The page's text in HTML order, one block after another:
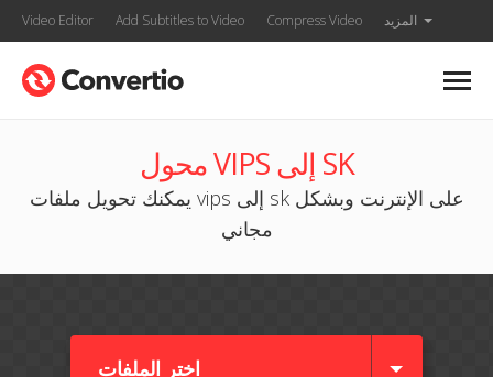
Video Editor Add Subtitles to Video Compress Video المزيد
محول VIPS إلى SK
يمكنك تحويل ملفات vips إلى sk على الإنترنت وبشكل
مجاني
اختر الملفات